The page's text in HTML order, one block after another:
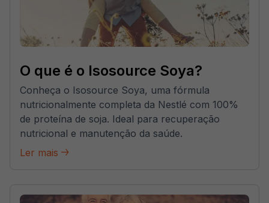
O que é o Isosource Soya?
Conheça o Isosource Soya, uma fórmula
nutricionalmente completa da Nestlé com 100%
de proteína de soja. Ideal para recuperação
nutricional e manutenção da saúde.
Ler mais